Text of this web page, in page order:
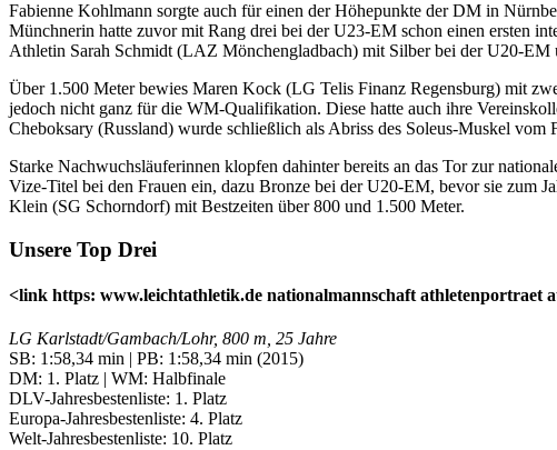
Fabienne Kohlmann sorgte auch für einen der Höhepunkte der DM in
Münchnerin hatte zuvor mit Rang drei bei der U23-EM schon einen ersten
Athletin Sarah Schmidt (LAZ Mönchengladbach) mit Silber bei der U20-EM
Über 1.500 Meter bewies Maren Kock (LG Telis Finanz Regensburg) mit
jedoch nicht ganz für die WM-Qualifikation. Diese hatte auch ihre
Cheboksary (Russland) wurde schließlich als Abriss des Soleus-Muskel
Starke Nachwuchsläuferinnen klopfen dahinter bereits an das Tor zur
Vize-Titel bei den Frauen ein, dazu Bronze bei der U20-EM, bevor sie zum
Klein (SG Schorndorf) mit Bestzeiten über 800 und 1.500 Meter.
Unsere Top Drei
<link https: www.leichtathletik.de nationalmannschaft athletenportraet
LG Karlstadt/Gambach/Lohr, 800 m, 25 Jahre
SB: 1:58,34 min | PB: 1:58,34 min (2015)
DM: 1. Platz | WM: Halbfinale
DLV-Jahresbestenliste: 1. Platz
Europa-Jahresbestenliste: 4. Platz
Welt-Jahresbestenliste: 10. Platz